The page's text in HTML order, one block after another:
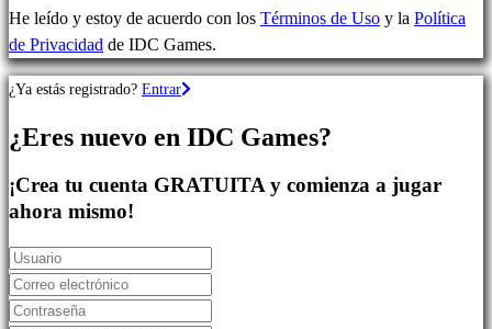
deportes
Shooters
Juegos
de
casual
Juegos
de
He leído y estoy de acuerdo con los Términos de Uso y la Política
de Privacidad de IDC Games.
¿Ya estás registrado? Entrar
¿Eres nuevo en IDC Games?
¡Crea tu cuenta GRATUITA y comienza a jugar
ahora mismo!